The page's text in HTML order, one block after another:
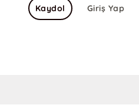
Giriş Yap
Kaydol